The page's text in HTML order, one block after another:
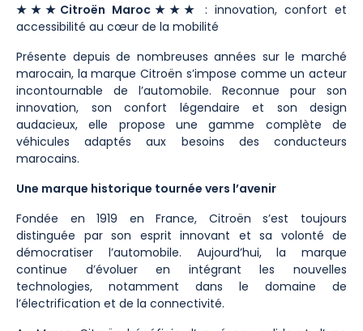
★★★Citroën Maroc★★★ : innovation, confort et
accessibilité au cœur de la mobilité
Présente depuis de nombreuses années sur le marché
marocain, la marque Citroën s’impose comme un acteur
incontournable de l’automobile. Reconnue pour son
innovation, son confort légendaire et son design
audacieux, elle propose une gamme complète de
véhicules adaptés aux besoins des conducteurs
marocains.
Une marque historique tournée vers l’avenir
Fondée en 1919 en France, Citroën s’est toujours
distinguée par son esprit innovant et sa volonté de
démocratiser l’automobile. Aujourd’hui, la marque
continue d’évoluer en intégrant les nouvelles
technologies, notamment dans le domaine de
l’électrification et de la connectivité.